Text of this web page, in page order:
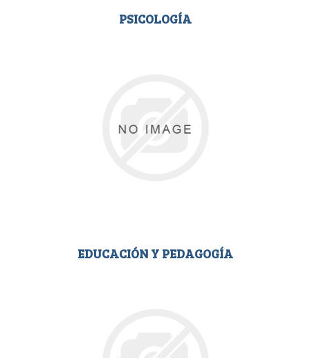
PSICOLOGÍA
EDUCACIÓN Y PEDAGOGÍA